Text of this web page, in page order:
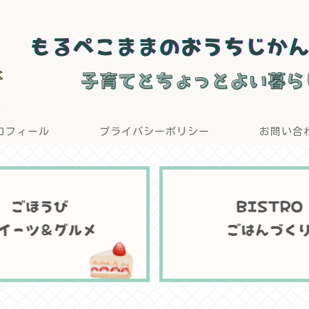
フィール プライバシーポリシー お問い合